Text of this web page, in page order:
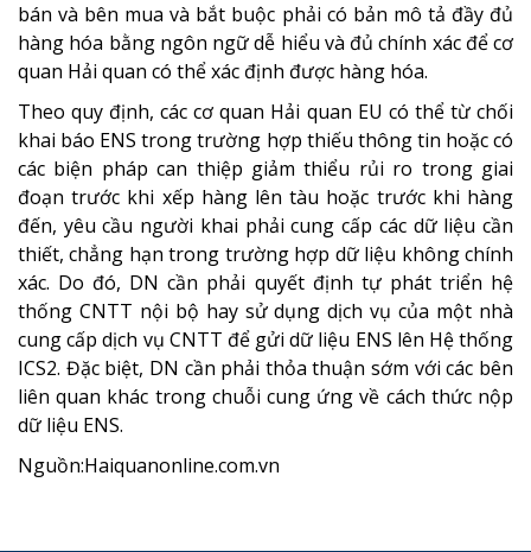
bán và bên mua và bắt buộc phải có bản mô tả đầy đủ
hàng hóa bằng ngôn ngữ dễ hiểu và đủ chính xác để cơ
quan Hải quan có thể xác định được hàng hóa.
Theo quy định, các cơ quan Hải quan EU có thể từ chối
khai báo ENS trong trường hợp thiếu thông tin hoặc có
các biện pháp can thiệp giảm thiểu rủi ro trong giai
đoạn trước khi xếp hàng lên tàu hoặc trước khi hàng
đến, yêu cầu người khai phải cung cấp các dữ liệu cần
thiết, chẳng hạn trong trường hợp dữ liệu không chính
xác. Do đó, DN cần phải quyết định tự phát triển hệ
thống CNTT nội bộ hay sử dụng dịch vụ của một nhà
cung cấp dịch vụ CNTT để gửi dữ liệu ENS lên Hệ thống
ICS2. Đặc biệt, DN cần phải thỏa thuận sớm với các bên
liên quan khác trong chuỗi cung ứng về cách thức nộp
dữ liệu ENS.
Nguồn:Haiquanonline.com.vn